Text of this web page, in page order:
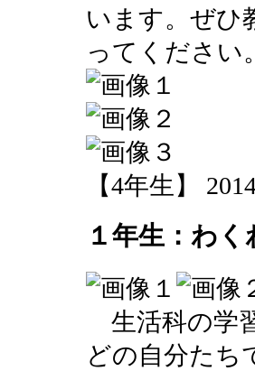
います。ぜひ
ってください。
【4年生】
１年生：わ
生活科の学
どの自分たち